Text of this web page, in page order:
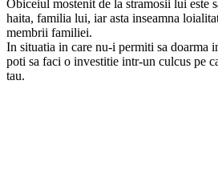
Obiceiul mostenit de la stramosii lui este
haita, familia lui, iar asta inseamna
membrii familiei.
In situatia in care nu-i permiti sa doarma
poti sa faci o investitie intr-un culcus pe
tau.